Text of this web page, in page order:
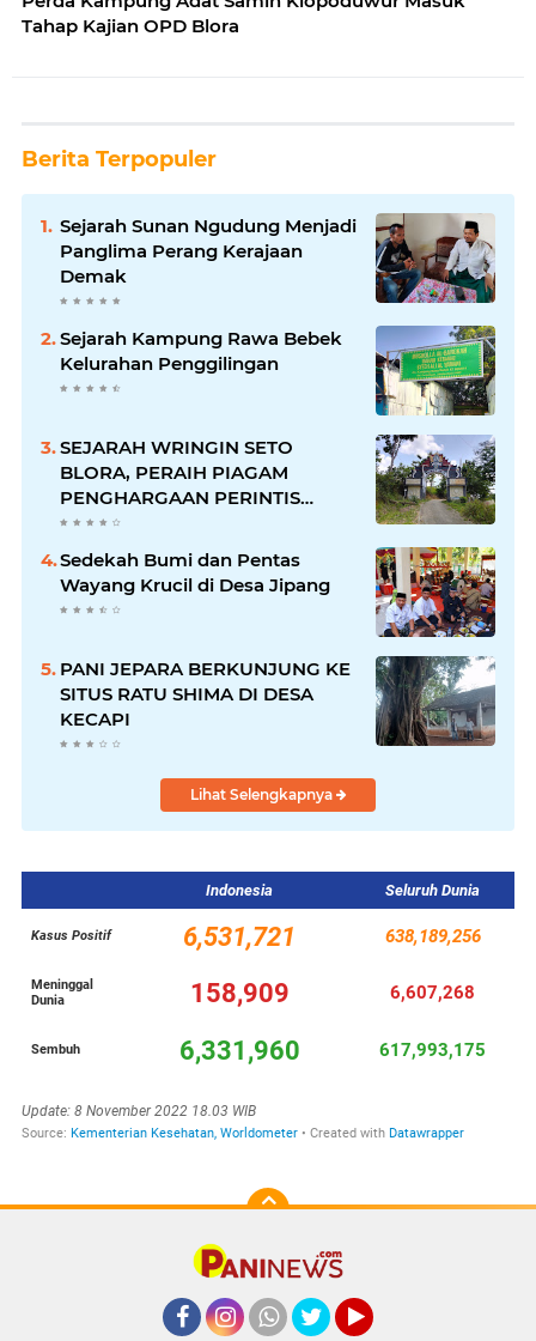
Tahap Kajian OPD Blora
Berita Terpopuler
Sejarah Sunan Ngudung Menjadi
Panglima Perang Kerajaan
Demak
Sejarah Kampung Rawa Bebek
Kelurahan Penggilingan
SEJARAH WRINGIN SETO
BLORA, PERAIH PIAGAM
PENGHARGAAN PERINTIS
LINGKUNGAN DARI GUBERNUR
Sedekah Bumi dan Pentas
Wayang Krucil di Desa Jipang
PANI JEPARA BERKUNJUNG KE
SITUS RATU SHIMA DI DESA
KECAPI
Lihat Selengkapnya